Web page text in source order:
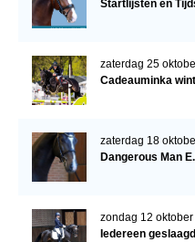
Startlijsten en
zaterdag 25
Cadeauminka
zaterdag 18
Dangerous Man
zondag 12 oktober
Iedereen